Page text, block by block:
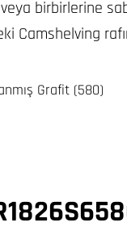
Grafit (580)
birbirlerine
Camshelving